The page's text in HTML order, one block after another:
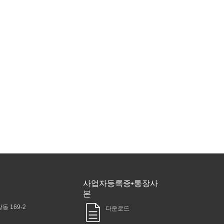
사업자등록증•통장사
본
동 169-2 다운로드